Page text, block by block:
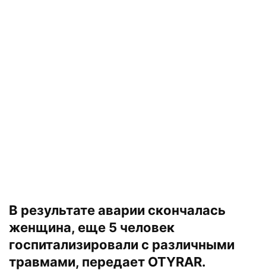
В результате аварии скончалась
женщина, еще 5 человек
госпитализировали с различными
травмами, передает OTYRAR.